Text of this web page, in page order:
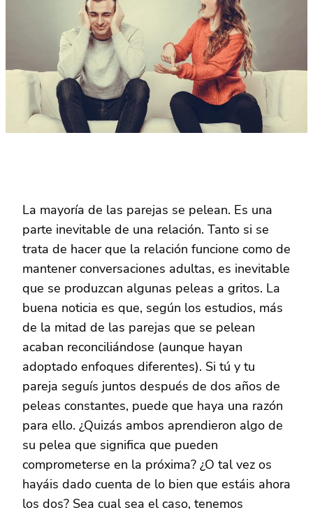
La mayoría de las parejas se pelean. Es una
parte inevitable de una relación. Tanto si se
trata de hacer que la relación funcione como de
mantener conversaciones adultas, es inevitable
que se produzcan algunas peleas a gritos. La
buena noticia es que, según los estudios, más
de la mitad de las parejas que se pelean
acaban reconciliándose (aunque hayan
adoptado enfoques diferentes). Si tú y tu
pareja seguís juntos después de dos años de
peleas constantes, puede que haya una razón
para ello. ¿Quizás ambos aprendieron algo de
su pelea que significa que pueden
comprometerse en la próxima? ¿O tal vez os
hayáis dado cuenta de lo bien que estáis ahora
los dos? Sea cual sea el caso, tenemos